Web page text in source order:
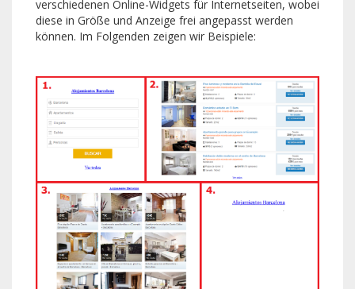
verschiedenen Online-Widgets für Internetseiten, wobei
diese in Größe und Anzeige frei angepasst werden
können. Im Folgenden zeigen wir Beispiele: